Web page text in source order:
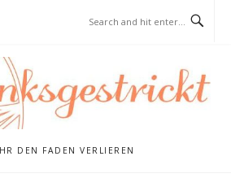
DEN FADEN VERLIEREN